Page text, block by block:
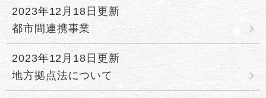
2023年12月18日更新
都市間連携事業
2023年12月18日更新
地方拠点法について